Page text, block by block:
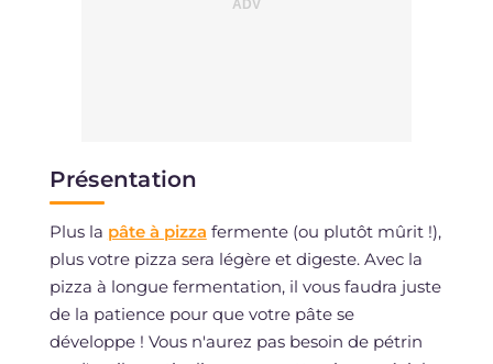
Présentation
Plus la pâte à pizza fermente (ou plutôt mûrit !),
plus votre pizza sera légère et digeste. Avec la
pizza à longue fermentation, il vous faudra juste
de la patience pour que votre pâte se
développe ! Vous n'aurez pas besoin de pétrin